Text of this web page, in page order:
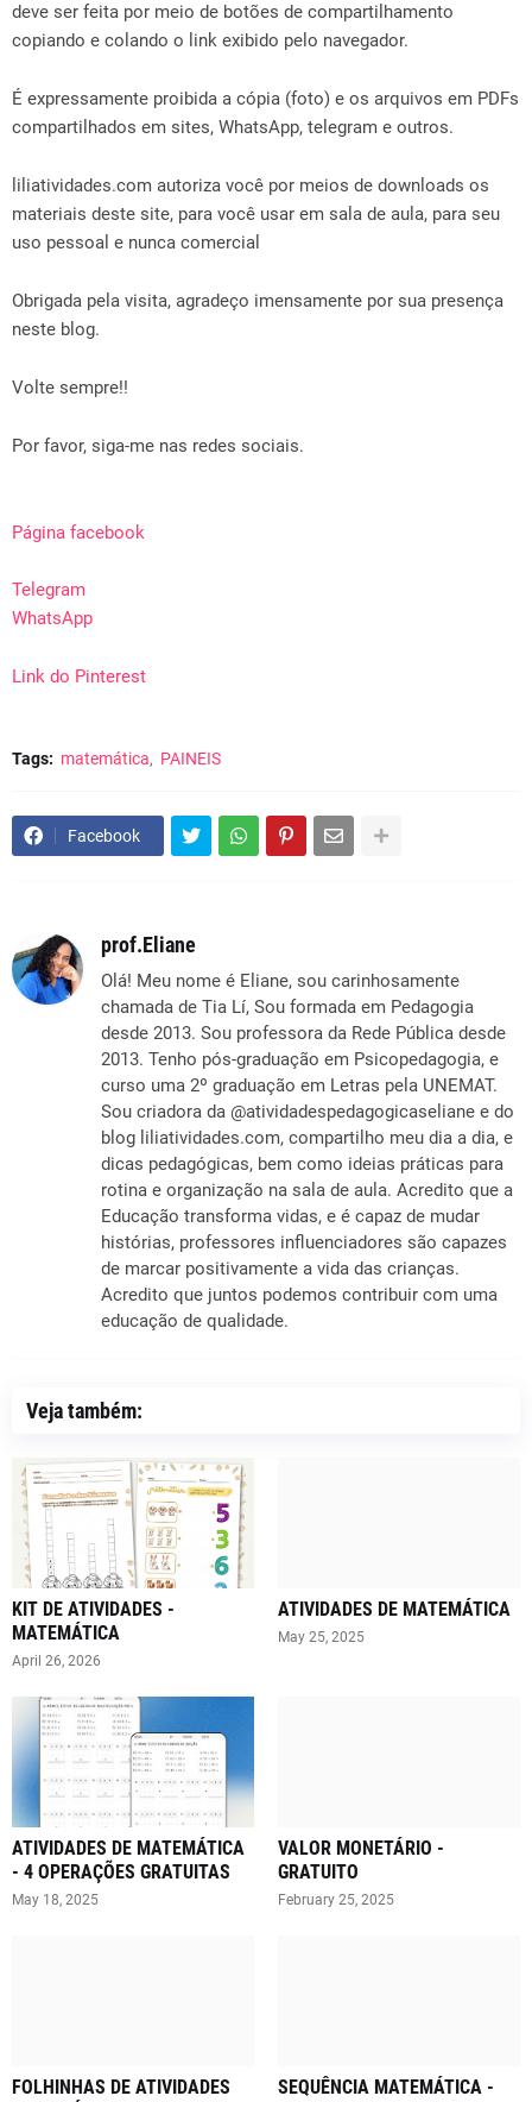
deve ser feita por meio de botões de compartilhamento
copiando e colando o link exibido pelo navegador.
É expressamente proibida a cópia (foto) e os arquivos em PDFs
compartilhados em sites, WhatsApp, telegram e outros.
liliatividades.com autoriza você por meios de downloads os
materiais deste site, para você usar em sala de aula, para seu
uso pessoal e nunca comercial
Obrigada pela visita, agradeço imensamente por sua presença
neste blog.
Volte sempre!!
Por favor, siga-me nas redes sociais.
Página facebook
Telegram
WhatsApp
Link do Pinterest
Tags: matemática PAINEIS
Facebook
prof.Eliane
Olá! Meu nome é Eliane, sou carinhosamente
chamada de Tia Lí, Sou formada em Pedagogia
desde 2013. Sou professora da Rede Pública desde
2013. Tenho pós-graduação em Psicopedagogia, e
curso uma 2º graduação em Letras pela UNEMAT.
Sou criadora da @atividadespedagogicaseliane e do
blog liliatividades.com, compartilho meu dia a dia, e
dicas pedagógicas, bem como ideias práticas para
rotina e organização na sala de aula. Acredito que a
Educação transforma vidas, e é capaz de mudar
histórias, professores influenciadores são capazes
de marcar positivamente a vida das crianças.
Acredito que juntos podemos contribuir com uma
educação de qualidade.
Veja também:
KIT DE ATIVIDADES -
MATEMÁTICA
April 26, 2026
ATIVIDADES DE MATEMÁTICA
May 25, 2025
ATIVIDADES DE MATEMÁTICA
- 4 OPERAÇÕES GRATUITAS
May 18, 2025
VALOR MONETÁRIO -
GRATUITO
February 25, 2025
FOLHINHAS DE ATIVIDADES
SEQUÊNCIA MATEMÁTICA -